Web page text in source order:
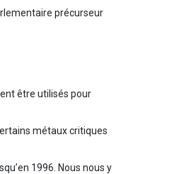
précurseur
être utilisés pour
métaux critiques
1996. Nous nous y